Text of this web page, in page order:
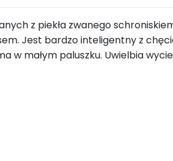
z piekła zwanego
Jest bardzo inteligentny z
w małym paluszku. Uwielbia